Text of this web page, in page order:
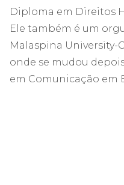
Diploma em Direitos
Ele também é um
Malaspina University-
onde se mudou
em Comunicação em